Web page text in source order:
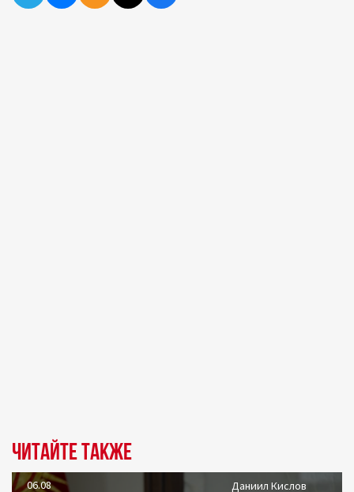
Читайте также
06.08 Даниил Кислов